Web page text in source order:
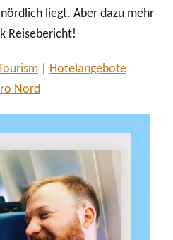
liegt. Aber dazu mehr
Reisebericht!
Hotelangebote
Nord